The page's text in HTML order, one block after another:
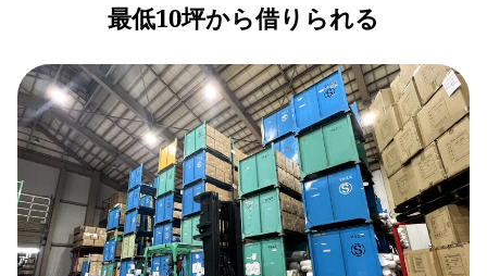
最低10坪から借りられる